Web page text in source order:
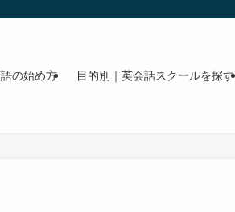
の始め方 目的別｜英会話スクールを探す